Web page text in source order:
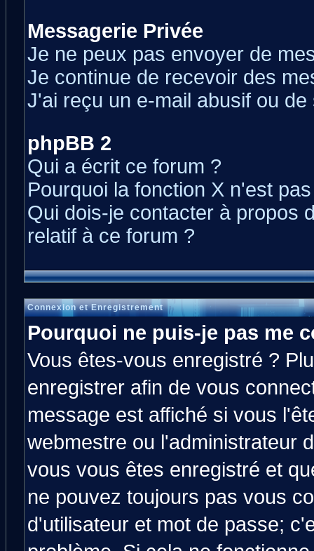
Messagerie Privée
Je ne peux pas envoyer de
Je continue de recevoir des
J'ai reçu un e-mail abusif ou
phpBB 2
Qui a écrit ce forum ?
Pourquoi la fonction X n'est
Qui dois-je contacter à propos
relatif à ce forum ?
Connexion et Enregistrement
Pourquoi ne puis-je pas me
Vous êtes-vous enregistré ?
enregistrer afin de vous
message est affiché si vous
webmestre ou l'administrateur
vous vous êtes enregistré et
ne pouvez toujours pas vous
d'utilisateur et mot de passe;